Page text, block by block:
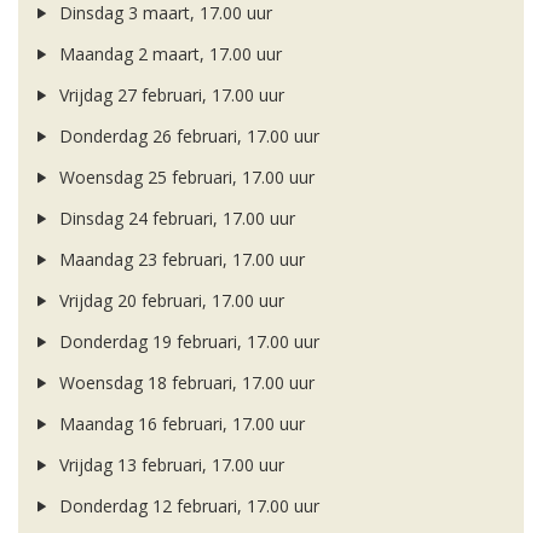
Dinsdag 3 maart, 17.00 uur
Maandag 2 maart, 17.00 uur
Vrijdag 27 februari, 17.00 uur
Donderdag 26 februari, 17.00 uur
Woensdag 25 februari, 17.00 uur
Dinsdag 24 februari, 17.00 uur
Maandag 23 februari, 17.00 uur
Vrijdag 20 februari, 17.00 uur
Donderdag 19 februari, 17.00 uur
Woensdag 18 februari, 17.00 uur
Maandag 16 februari, 17.00 uur
Vrijdag 13 februari, 17.00 uur
Donderdag 12 februari, 17.00 uur